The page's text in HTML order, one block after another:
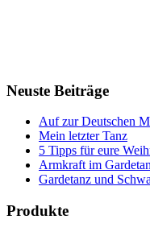
Neuste Beiträge
Auf zur Deutschen
Mein letzter Tanz
5 Tipps für eure
Armkraft im
Gardetanz und
Produkte